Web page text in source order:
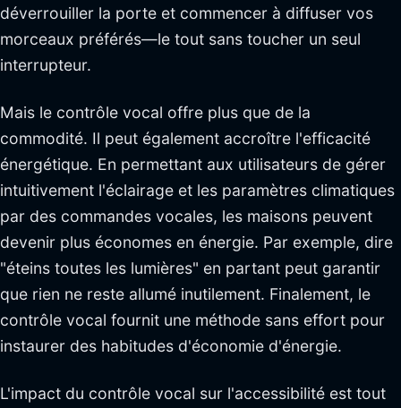
déverrouiller la porte et commencer à diffuser vos
morceaux préférés—le tout sans toucher un seul
interrupteur.
Mais le contrôle vocal offre plus que de la
commodité. Il peut également accroître l'efficacité
énergétique. En permettant aux utilisateurs de gérer
intuitivement l'éclairage et les paramètres climatiques
par des commandes vocales, les maisons peuvent
devenir plus économes en énergie. Par exemple, dire
"éteins toutes les lumières" en partant peut garantir
que rien ne reste allumé inutilement. Finalement, le
contrôle vocal fournit une méthode sans effort pour
instaurer des habitudes d'économie d'énergie.
L'impact du contrôle vocal sur l'accessibilité est tout